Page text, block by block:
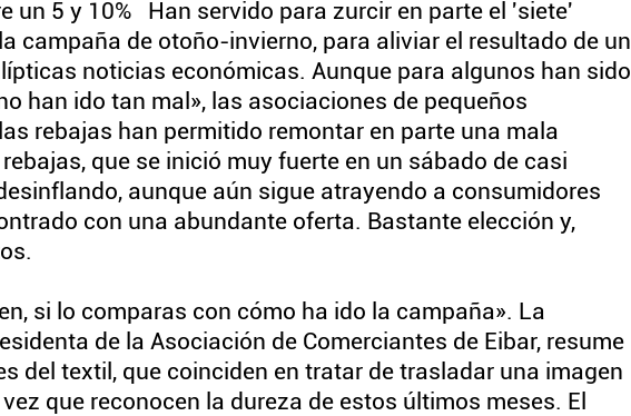
un 5 y 10% Han servido para zurcir en parte el 'siete'
campaña de otoño-invierno, para aliviar el resultado de un
noticias económicas. Aunque para algunos han sido
han ido tan mal», las asociaciones de pequeños
rebajas han permitido remontar en parte una mala
que se inició muy fuerte en un sábado de casi
aunque aún sigue atrayendo a consumidores
con una abundante oferta. Bastante elección y,
si lo comparas con cómo ha ido la campaña». La
de la Asociación de Comerciantes de Eibar, resume
del textil, que coinciden en tratar de trasladar una imagen
que reconocen la dureza de estos últimos meses. El